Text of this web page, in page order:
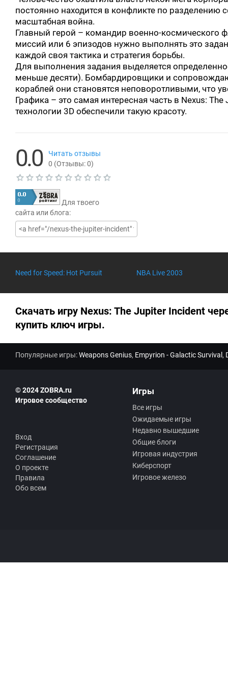
постоянно находится в конфликте по разделению
масштабная война.
Главный герой – командир военно-космического
миссий или 6 эпизодов нужно выполнять это
каждой своя тактика и стратегия борьбы.
Для выполнения задания выделяется
меньше десяти). Бомбардировщики и
кораблей они становятся неповоротливыми, что
Графика – это самая интересная часть в Nexus:
технологии 3D обеспечили такую красоту.
0.0
Читать отзывы
0 (Отзывы:0)
е
к
у
щ
а
я
ц
н
к
0
0
Для твоего
сайта или блога:
Need for Speed: Hot Pursuit NBA Live 2003
Скачать игру Nexus: The Jupiter Incident
купить ключ игры.
Популярные игры:Weapons Genius, Empyrion - Galactic Survival ,
© 2024 ZOBRA.ru
Игровое сообщество
Вход
Регистрация
Соглашение
О проекте
Правила
Обо всем
Игры
Все игры
Ожидаемые игры
Недавно вышедшие
Общие блоги
Игровая индустрия
Киберспорт
Игровое железо